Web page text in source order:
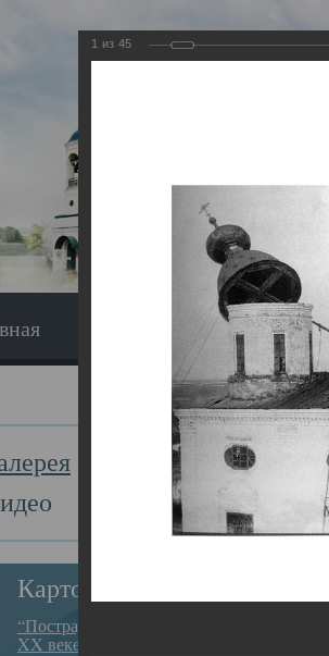
Экскурсия
Картотека
“Пострадавшие за веру в
XX веке на Севере”
Главная
1 из 45